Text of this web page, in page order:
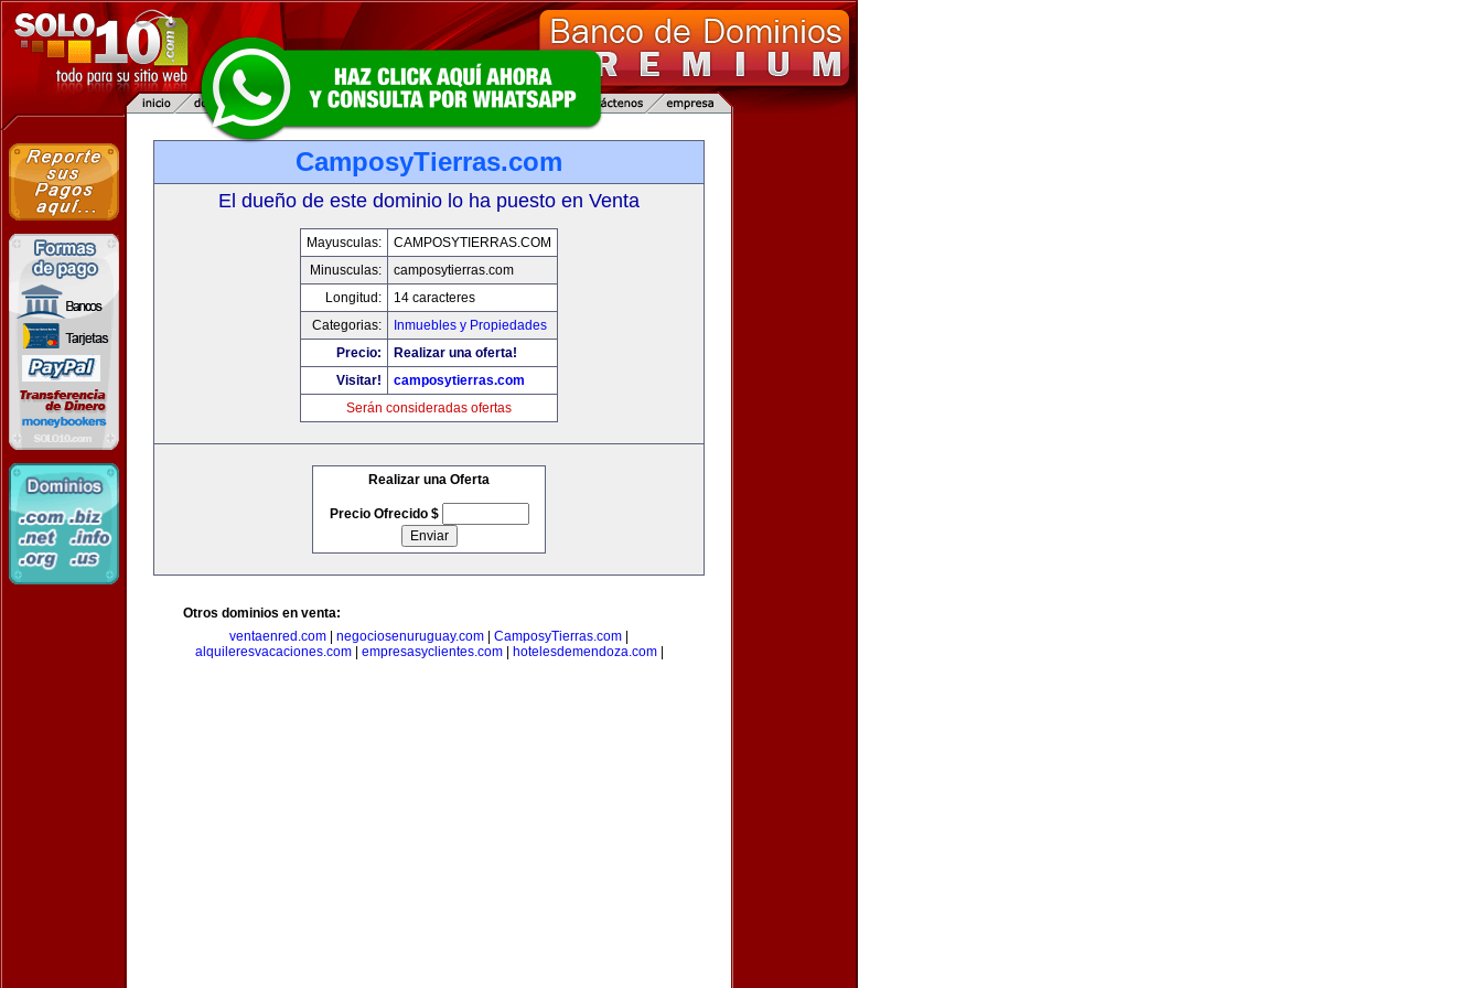
CamposyTierras.com
El dueño de este dominio lo ha puesto en Venta
Mayusculas:
CAMPOSYTIERRAS.COM
Minusculas:
camposytierras.com
Longitud:
14 caracteres
Categorias:
Inmuebles y Propiedades
Precio:
Realizar una oferta!
Visitar!
camposytierras.com
Serán consideradas ofertas
Realizar una Oferta
Precio Ofrecido $
Otros dominios en venta:
ventaenred.com
negociosenuruguay.com CamposyTierras.com
alquileresvacaciones.com| empresasyclientes.com| hotelesdemendoza.com|